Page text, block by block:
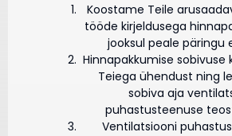
Koostame Teile
tööde kirjeldusega
jooksul peale päringu
Hinnapakkumise sobivuse
Teiega ühendust ning
sobiva aja
puhastusteenuse
Ventilatsiooni